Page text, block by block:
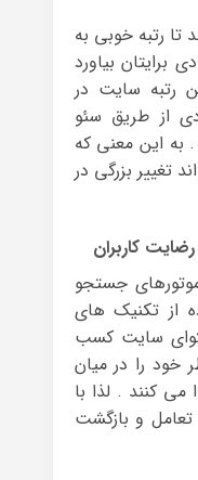
تا رتبه خوبی به
برایتان بیاورد
رتبه سایت در
از طریق سئو
به این معنی که
تغییر بزرگی در
جستجو
از تکنیک های
سایت کسب
خود را در میان
کنند . لذا با
تعامل و بازگشت